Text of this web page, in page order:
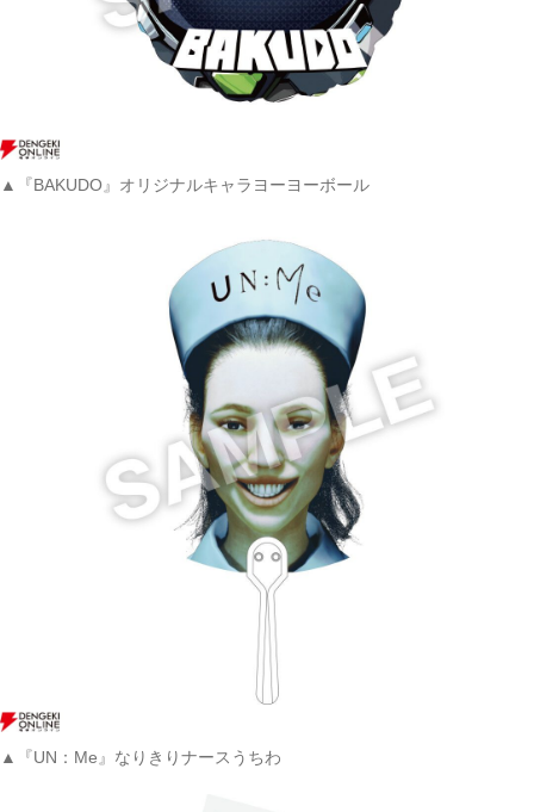
▲『BAKUDO』オリジナルキャラヨーヨーボール
▲『UN：Me』なりきりナースうちわ